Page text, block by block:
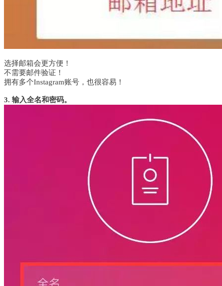
选择邮箱会更方便！
不需要邮件验证！
拥有多个Instagram账号，也很容易！
3. 输入全名和密码。